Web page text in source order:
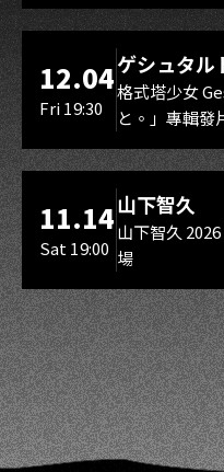
LIVE WAREHOUSE 小庫
12.04
Fri 19:30
ゲシュタル
Gestalt
格式塔少女
と。」專輯發
11.14
Sat 19:00
山下智久
山下智久
場